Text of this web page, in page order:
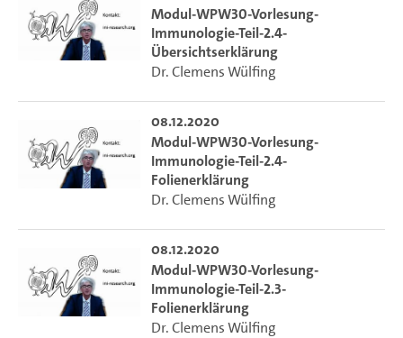
Modul-WPW30-Vorlesung-
Immunologie-Teil-2.4-
Übersichtserklärung
Dr. Clemens Wülfing
08.12.2020
Modul-WPW30-Vorlesung-
Immunologie-Teil-2.4-
Folienerklärung
Dr. Clemens Wülfing
08.12.2020
Modul-WPW30-Vorlesung-
Immunologie-Teil-2.3-
Folienerklärung
Dr. Clemens Wülfing